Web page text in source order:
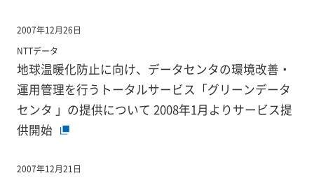
2007年12月26日
NTTデータ
地球温暖化防止に向け、データセンタの環境改善・
運用管理を行うトータルサービス「グリーンデータ
センタ 」の提供について 2008年1月よりサービス提
供開始
2007年12月21日